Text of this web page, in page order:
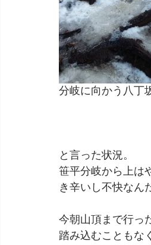
分岐に向かう八丁
と言った状況。
笹平分岐から上は
き辛いし不快なん
今朝山頂まで行っ
踏み込むこともな